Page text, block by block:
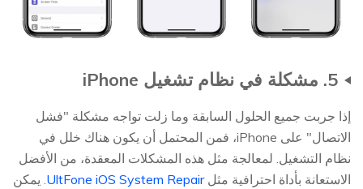
5. مشكلة في نظام تشغيل iPhone
إذا جربت جميع الحلول السابقة وما زلت تواجه مشكلة "فشل
الاتصال" على iPhone، فمن المحتمل أن يكون هناك خلل في
نظام التشغيل. لمعالجة مثل هذه المشكلات المعقدة، من الأفضل
الاستعانة بأداة احترافية مثلUltFone iOS System Repair. يمكن